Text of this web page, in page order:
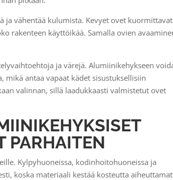
ja vähentää kulumista. Kevyet ovet kuormittavat
rakenteen käyttöikää. Samalla ovien
ja värejä. Alumiinikehykseen
mikä antaa vapaat kädet sisustuksellisiin
valinnan, sillä laadukkaasti valmistetut ovet
PARHAITEN
Kylpyhuoneissa, kodinhoitohuoneissa ja
koska materiaali kestää kosteutta